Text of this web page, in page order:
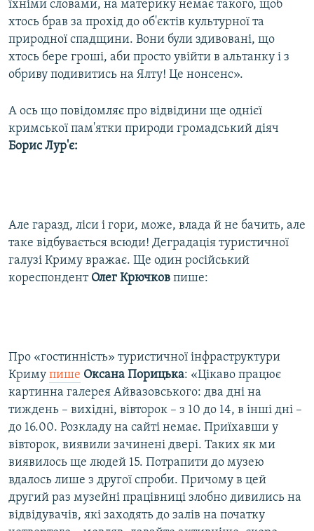
їхніми словами, на материку немає такого, щоб
хтось брав за прохід до об'єктів культурної та
природної спадщини. Вони були здивовані, що
хтось бере гроші, аби просто увійти в альтанку і з
обриву подивитись на Ялту! Це нонсенс».
А ось що повідомляє про відвідини ще однієї
кримської пам'ятки природи громадський діяч
Борис Лур'є:
Але гаразд, ліси і гори, може, влада й не бачить, але
таке відбувається всюди! Деградація туристичної
галузі Криму вражає. Ще один російський
кореспондент Олег Крючков пише:
Про «гостинність» туристичної інфраструктури
Криму пише Оксана Порицька: «Цікаво працює
картинна галерея Айвазовського: два дні на
тиждень – вихідні, вівторок – з 10 до 14, в інші дні –
до 16.00. Розкладу на сайті немає. Приїхавши у
вівторок, виявили зачинені двері. Таких як ми
виявилось ще людей 15. Потрапити до музею
вдалось лише з другої спроби. Причому в цей
другий раз музейні працівниці злобно дивились на
відвідувачів, які заходять до залів на початку